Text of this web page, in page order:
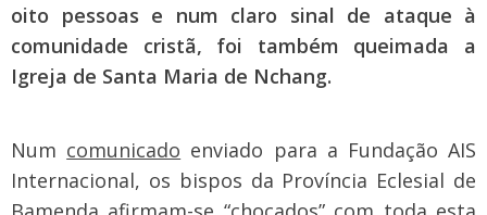
oito pessoas e num claro sinal de ataque à
comunidade cristã, foi também queimada a
Igreja de Santa Maria de Nchang.
Num comunicado enviado para a Fundação AIS
Internacional, os bispos da Província Eclesial de